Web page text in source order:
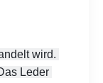
wird.
Leder